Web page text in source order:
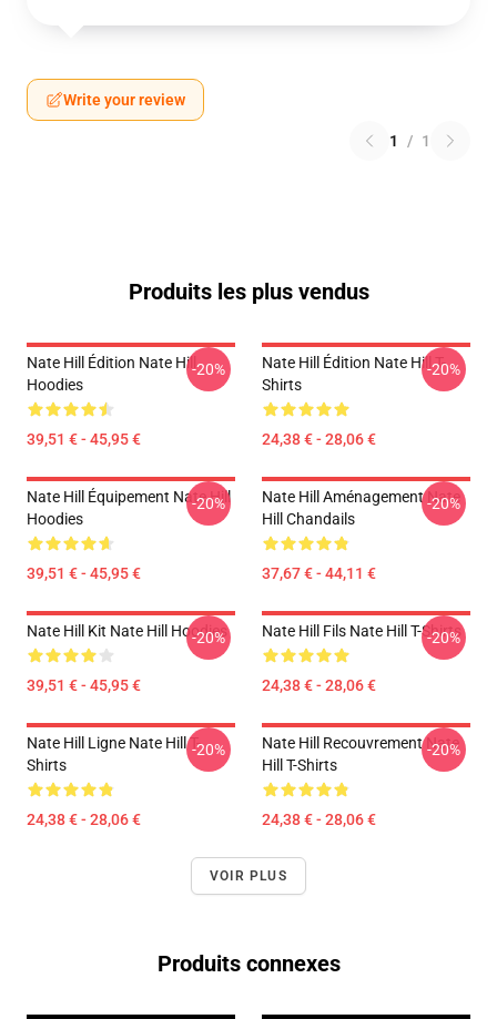
Write your review
1 / 1
Produits les plus vendus
Nate Hill Édition Nate Hill
Hoodies
39,51 € - 45,95 €
-20%
Nate Hill Édition Nate Hill T-
Shirts
24,38 € - 28,06 €
-20%
Nate Hill Équipement Nate Hill
Hoodies
39,51 € - 45,95 €
-20%
Nate Hill Aménagement Nate
Hill Chandails
37,67 € - 44,11 €
-20%
Nate Hill Kit Nate Hill Hoodies
39,51 € - 45,95 €
-20% Nate Hill Fils Nate Hill T-Shirts
24,38 € - 28,06 €
-20%
Nate Hill Ligne Nate Hill T-
Shirts
24,38 € - 28,06 €
-20%
Nate Hill Recouvrement Nate
Hill T-Shirts
24,38 € - 28,06 €
-20%
VOIR PLUS
Produits connexes